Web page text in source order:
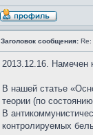
Заголовок сообщения: Re:
2013.12.16. Намечен
В нашей статье
теории (по
В
контролируемых